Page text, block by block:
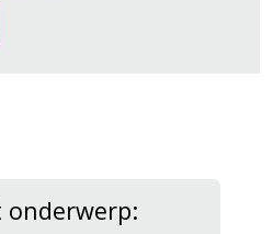
onderwerp: